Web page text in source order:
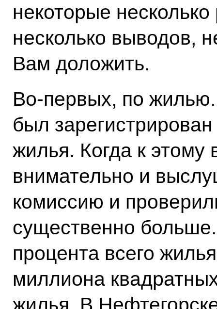
некоторые
несколько выводов,
Вам доложить.
Во-первых, по
был
жилья. Когда к
внимательно и
комиссию и
существенно
процента всего
миллиона